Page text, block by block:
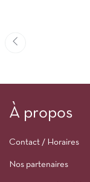
À propos
Contact / Horaires
Nos partenaires